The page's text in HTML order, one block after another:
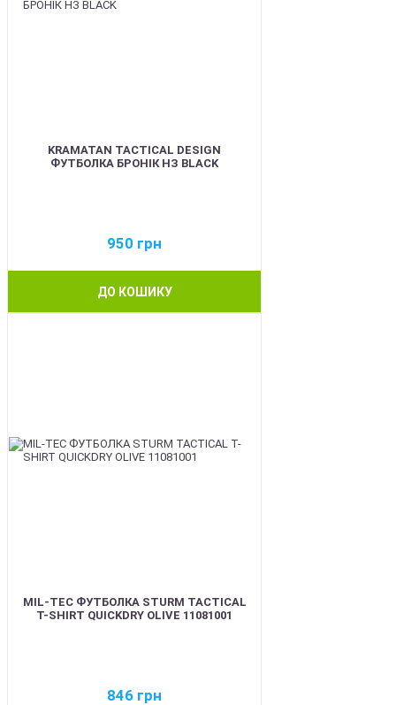
KRAMATAN TACTICAL DESIGN
ФУТБОЛКА БРОНІК НЗ BLACK
950 грн
ДО КОШИКУ
MIL-TEC ФУТБОЛКА STURM TACTICAL
T-SHIRT QUICKDRY OLIVE 11081001
846 грн